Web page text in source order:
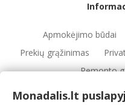
Apmokėjimo būdai
Prekių grąžinimas
Remonto
Monadalis.lt